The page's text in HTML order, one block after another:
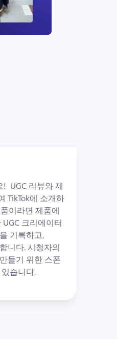
! UGC 리뷰와 제
TikTok에 소개하
이라면 제품에
UGC 크리에이터
기록하고,
니다. 시청자의
들기 위한 스폰
습니다.